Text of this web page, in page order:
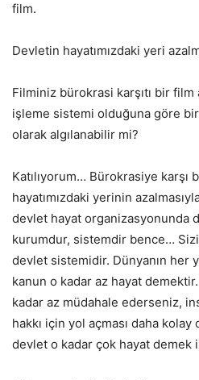
film.
Devletin hayatımızdaki yeri
Filminiz bürokrasi karşıtı bir
işleme sistemi olduğuna göre
olarak algılanabilir mi?
Katılıyorum… Bürokrasiye
hayatımızdaki yerinin
devlet hayat organizasyonunda
kurumdur, sistemdir bence…
devlet sistemidir. Dünyanın her
kanun o kadar az hayat
kadar az müdahale ederseniz,
hakkı için yol açması daha
devlet o kadar çok hayat demek